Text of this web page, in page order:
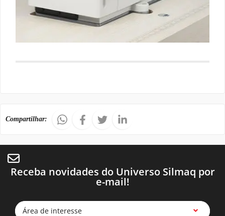
Compartilhar:
Receba novidades do Universo Silmaq por
e-mail!
Área de interesse